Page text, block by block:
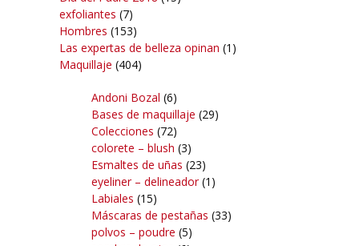
exfoliantes (7)
Hombres (153)
Las expertas de belleza opinan (1)
Maquillaje (404)
Andoni Bozal (6)
Bases de maquillaje (29)
Colecciones (72)
colorete – blush (3)
Esmaltes de uñas (23)
eyeliner – delineador(1)
Labiales (15)
Máscaras de pestañas (33)
polvos – poudre (5)